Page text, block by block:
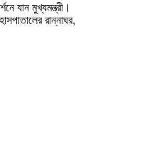
যান মুখ্যমন্ত্রী।
রান্নাঘর,